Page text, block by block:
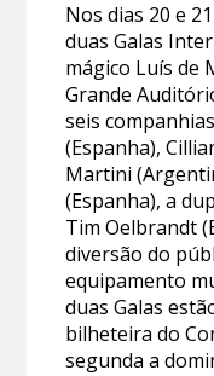
Nos dias 20 e
duas Galas
mágico Luís de
Grande
seis
(Espanha),
Martini
(Espanha), a
Tim Oelbrandt
diversão do
equipamento
duas Galas
bilheteira do
segunda a